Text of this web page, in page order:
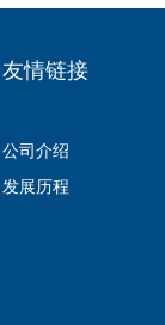
友情链接
公司介绍
发展历程